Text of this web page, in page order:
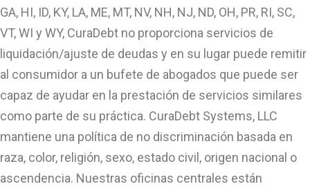
GA, HI, ID, KY, LA, ME, MT, NV, NH, NJ, ND, OH, PR, RI, SC,
VT, WI y WY, CuraDebt no proporciona servicios de
liquidación/ajuste de deudas y en su lugar puede remitir
al consumidor a un bufete de abogados que puede ser
capaz de ayudar en la prestación de servicios similares
como parte de su práctica. CuraDebt Systems, LLC
mantiene una política de no discriminación basada en
raza, color, religión, sexo, estado civil, origen nacional o
ascendencia. Nuestras oficinas centrales están